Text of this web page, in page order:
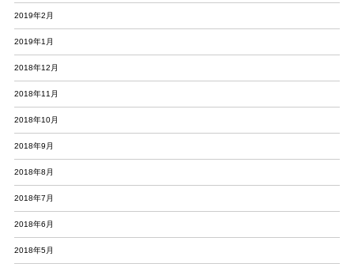
2019年2月
2019年1月
2018年12月
2018年11月
2018年10月
2018年9月
2018年8月
2018年7月
2018年6月
2018年5月